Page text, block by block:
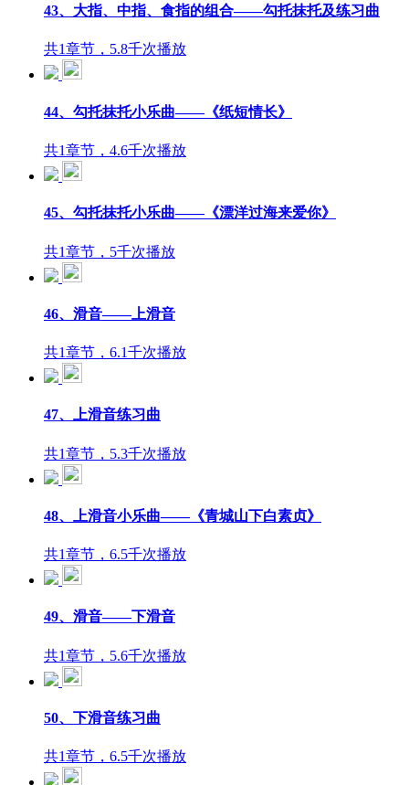
43、大指、中指、食指的组合——勾托抹托及练习曲
共1章节，5.8千次播放
44、勾托抹托小乐曲——《纸短情长》
共1章节，4.6千次播放
45、勾托抹托小乐曲——《漂洋过海来爱你》
共1章节，5千次播放
46、滑音——上滑音
共1章节，6.1千次播放
47、上滑音练习曲
共1章节，5.3千次播放
48、上滑音小乐曲——《青城山下白素贞》
共1章节，6.5千次播放
49、滑音——下滑音
共1章节，5.6千次播放
50、下滑音练习曲
共1章节，6.5千次播放